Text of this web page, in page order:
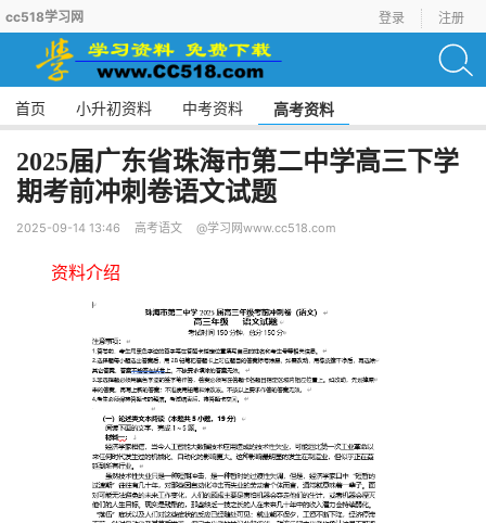
cc518学习网 登录 注册
首页 小升初资料 中考资料 高考资料
2025届广东省珠海市第二中学高三下学
期考前冲刺卷语文试题
2025-09-14 13:46 高考语文 @学习网www.cc518.com
资料介绍